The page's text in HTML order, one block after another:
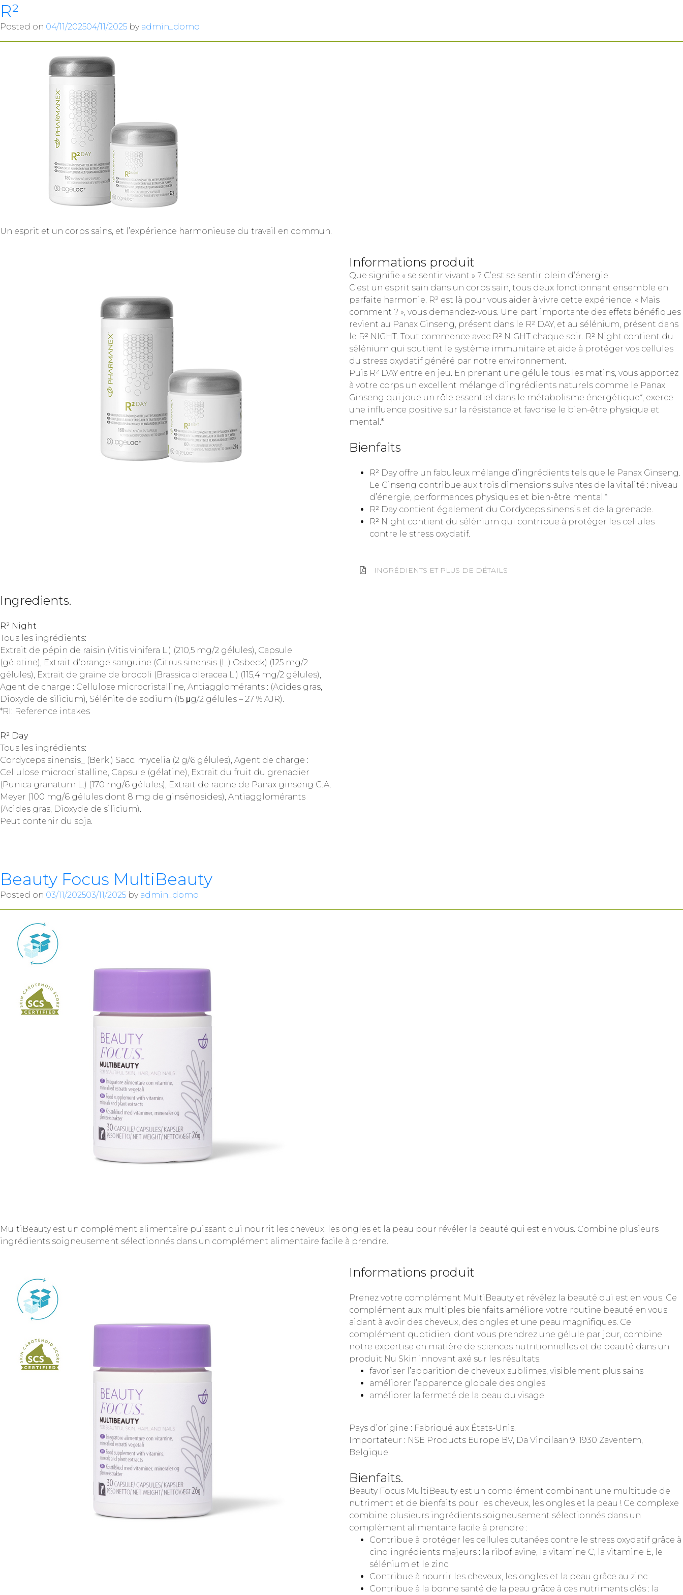
R²
Posted on 04/11/202504/11/2025 by admin_domo
Un esprit et un corps sains, et l’expérience harmonieuse du travail en commun.
Informations produit
Que signifie « se sentir vivant » ? C’est se sentir plein d’énergie.
C’est un esprit sain dans un corps sain, tous deux fonctionnant ensemble en
parfaite harmonie. R² est là pour vous aider à vivre cette expérience. « Mais
comment ? », vous demandez-vous. Une part importante des effets bénéfiques
revient au Panax Ginseng, présent dans le R² DAY, et au sélénium, présent dans
le R² NIGHT. Tout commence avec R² NIGHT chaque soir. R² Night contient du
sélénium qui soutient le système immunitaire et aide à protéger vos cellules
du stress oxydatif généré par notre environnement.
Puis R² DAY entre en jeu. En prenant une gélule tous les matins, vous apportez
à votre corps un excellent mélange d’ingrédients naturels comme le Panax
Ginseng qui joue un rôle essentiel dans le métabolisme énergétique*, exerce
une influence positive sur la résistance et favorise le bien-être physique et
mental.*
Bienfaits
R² Day offre un fabuleux mélange d’ingrédients tels que le Panax Ginseng.
Le Ginseng contribue aux trois dimensions suivantes de la vitalité : niveau
d’énergie, performances physiques et bien-être mental.*
R² Day contient également du Cordyceps sinensis et de la grenade.
R² Night contient du sélénium qui contribue à protéger les cellules
contre le stress oxydatif.
INGRÉDIENTS ET PLUS DE DÉTAILS
Ingredients.
R² Night
Tous les ingrédients:
Extrait de pépin de raisin (Vitis vinifera L.) (210,5 mg/2 gélules), Capsule
(gélatine), Extrait d’orange sanguine (Citrus sinensis (L.) Osbeck) (125 mg/2
gélules), Extrait de graine de brocoli (Brassica oleracea L.) (115,4 mg/2 gélules),
Agent de charge : Cellulose microcristalline, Antiagglomérants : (Acides gras,
Dioxyde de silicium), Sélénite de sodium (15 μg/2 gélules – 27 % AJR).
*RI: Reference intakes
R² Day
Tous les ingrédients:
Cordyceps sinensis_ (Berk.) Sacc. mycelia (2 g/6 gélules), Agent de charge :
Cellulose microcristalline, Capsule (gélatine), Extrait du fruit du grenadier
(Punica granatum L.) (170 mg/6 gélules), Extrait de racine de Panax ginseng C.A.
Meyer (100 mg/6 gélules dont 8 mg de ginsénosides), Antiagglomérants
(Acides gras, Dioxyde de silicium).
Peut contenir du soja.
Beauty Focus MultiBeauty
Posted on 03/11/202503/11/2025 by admin_domo
MultiBeauty est un complément alimentaire puissant qui nourrit les cheveux, les ongles et la peau pour révéler la beauté qui est en vous. Combine plusieurs
ingrédients soigneusement sélectionnés dans un complément alimentaire facile à prendre.
Informations produit
Prenez votre complément MultiBeauty et révélez la beauté qui est en vous. Ce
complément aux multiples bienfaits améliore votre routine beauté en vous
aidant à avoir des cheveux, des ongles et une peau magnifiques. Ce
complément quotidien, dont vous prendrez une gélule par jour, combine
notre expertise en matière de sciences nutritionnelles et de beauté dans un
produit Nu Skin innovant axé sur les résultats.
favoriser l’apparition de cheveux sublimes, visiblement plus sains
améliorer l’apparence globale des ongles
améliorer la fermeté de la peau du visage
Pays d’origine : Fabriqué aux États-Unis.
Importateur : NSE Products Europe BV, Da Vincilaan 9, 1930 Zaventem,
Belgique.
Bienfaits.
Beauty Focus MultiBeauty est un complément combinant une multitude de
nutriment et de bienfaits pour les cheveux, les ongles et la peau ! Ce complexe
combine plusieurs ingrédients soigneusement sélectionnés dans un
complément alimentaire facile à prendre :
Contribue à protéger les cellules cutanées contre le stress oxydatif grâce à
cinq ingrédients majeurs : la riboflavine, la vitamine C, la vitamine E, le
sélénium et le zinc
Contribue à nourrir les cheveux, les ongles et la peau grâce au zinc
Contribue à la bonne santé de la peau grâce à ces nutriments clés : la